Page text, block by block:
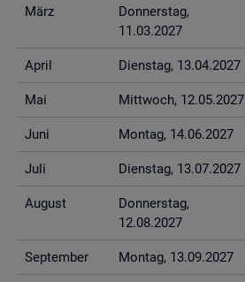
März
Don­ners­tag,
11.03.2027
April Diens­tag, 13.04.2027
Mai Mitt­woch, 12.05.2027
Juni Mon­tag, 14.06.2027
Juli Diens­tag, 13.07.2027
Au­gust
Don­ners­tag,
12.08.2027
Sep­tem­ber Mon­tag, 13.09.2027